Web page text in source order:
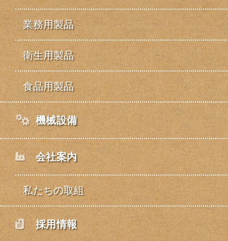
業務用製品
衛生用製品
食品用製品
機械設備
会社案内
私たちの取組
採用情報